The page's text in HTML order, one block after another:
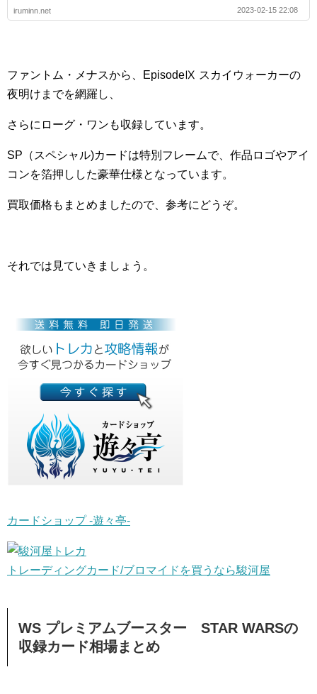
iruminn.net
2023-02-15 22:08
ファントム・メナスから、EpisodeⅨ スカイウォーカーの
夜明けまでを網羅し、
さらにローグ・ワンも収録しています。
SP（スペシャル)カードは特別フレームで、作品ロゴやアイ
コンを箔押しした豪華仕様となっています。
買取価格もまとめましたので、参考にどうぞ。
それでは見ていきましょう。
カードショップ -遊々亭-
トレーディングカード/ブロマイドを買うなら駿河屋
WS プレミアムブースター STAR WARSの
収録カード相場まとめ